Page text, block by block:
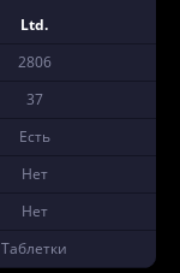
Ltd.
2806
37
Есть
Нет
Нет
Таблетки